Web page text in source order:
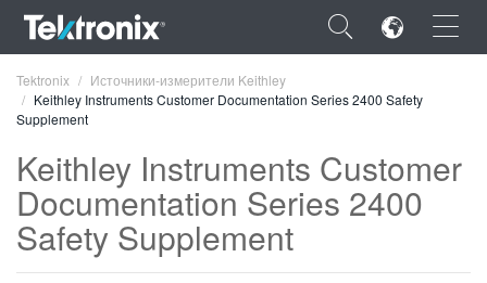
×
ENGLISH
FRANÇAIS
Tektronix
Источники-измерители Keithley
Keithley Instruments Customer Documentation Series 2400 Safety
Supplement
Keithley Instruments Customer
Documentation Series 2400
Safety Supplement